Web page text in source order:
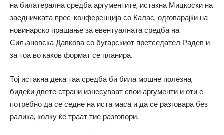
на билатерална средба аргументите, истакна Мицкоски на
заедничката прес-конференција со Калас, одговарајќи на
новинарско прашање за евентуалната средба на
Сиљановска Давкова со бугарскиот претседател Радев и
за тоа во каков формат се планира.
Тој истакна дека таа средба би била мошне полезна,
бидеќи двете страни изнесуваат свои аргументи и оти е
потребно да се седне на иста маса и да се разговара без
ралика, колку ќе траат тие разговори.